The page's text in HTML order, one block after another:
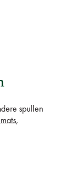
spullen
,